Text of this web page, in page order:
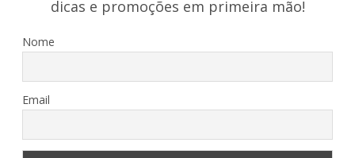
dicas e promoções em primeira mão!
Nome
Email